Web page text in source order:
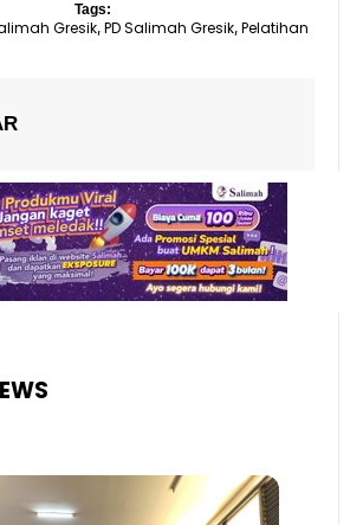
Tags:
Gresik, PD Salimah Gresik, Pelatihan